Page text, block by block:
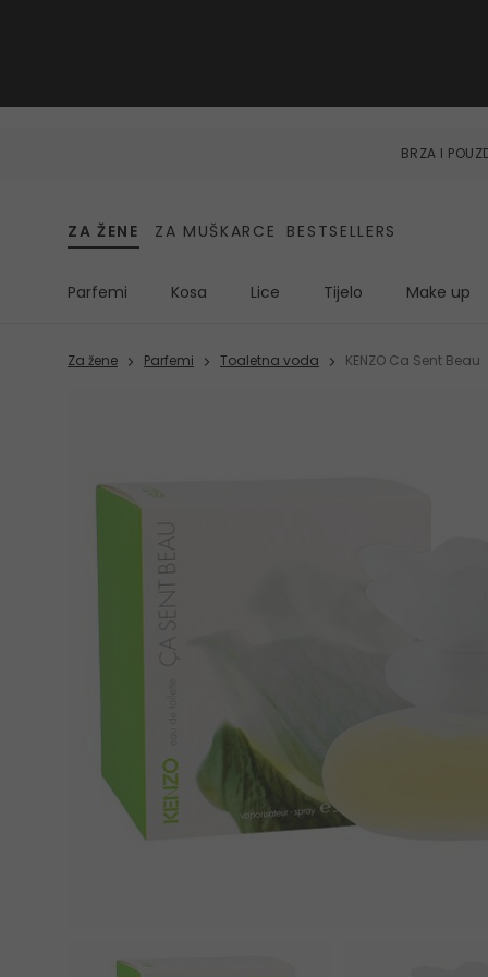
BRZA I
ZA ŽENE ZA MUŠKARCE BESTSELLERS
Parfemi Kosa Lice Tijelo Make up
Za žene Parfemi Toaletna voda KENZO Ca Sent Beau